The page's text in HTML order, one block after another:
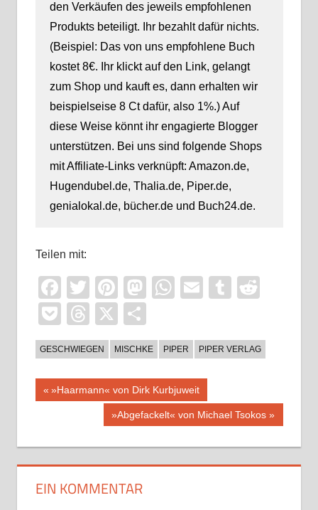
den Verkäufen des jeweils empfohlenen
Produkts beteiligt. Ihr bezahlt dafür nichts.
(Beispiel: Das von uns empfohlene Buch
kostet 8€. Ihr klickt auf den Link, gelangt
zum Shop und kauft es, dann erhalten wir
beispielseise 8 Ct dafür, also 1%.) Auf
diese Weise könnt ihr engagierte Blogger
unterstützen. Bei uns sind folgende Shops
mit Affiliate-Links verknüpft: Amazon.de,
Hugendubel.de, Thalia.de, Piper.de,
genialokal.de, bücher.de und Buch24.de.
Teilen mit:
Facebook
TwitterPinterest
Mastodon
WhatsApp
EmailTumblr
PocketThreads
X
GESCHWIEGEN MISCHKE PIPER PIPER VERLAG
Beitragsnavigation
Vorheriger
»Haarmann« von Dirk Kurbjuweit
Nächster
»Abgefackelt« von Michael Tsokos
EIN KOMMENTAR